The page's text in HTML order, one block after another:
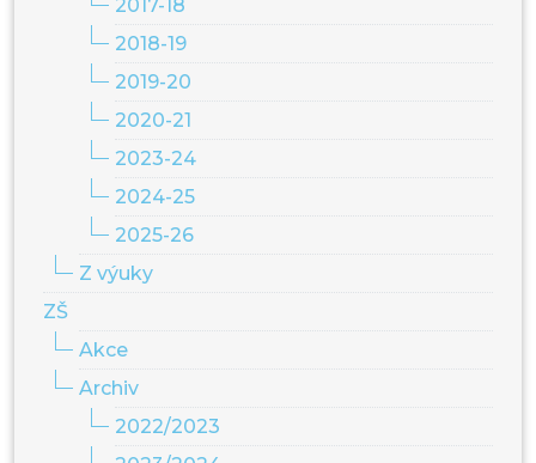
2017-18
2018-19
2019-20
2020-21
2023-24
2024-25
2025-26
Z výuky
ZŠ
Akce
Archiv
2022/2023